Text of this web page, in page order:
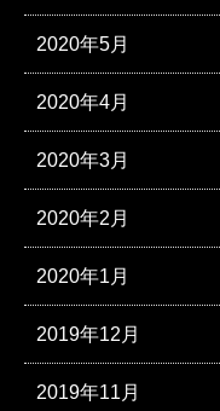
2020年5月
2020年4月
2020年3月
2020年2月
2020年1月
2019年12月
2019年11月